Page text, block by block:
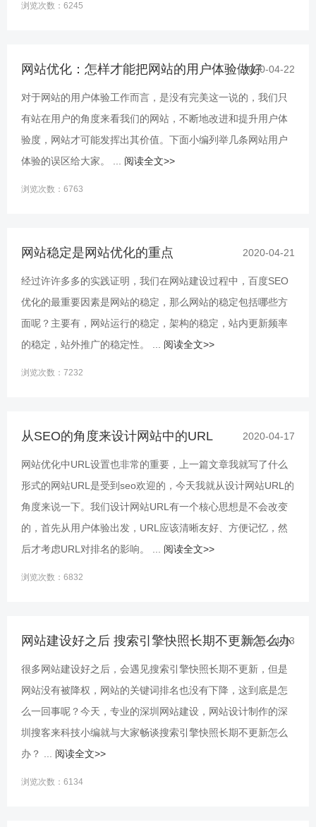
浏览次数：6245
网站优化：怎样才能把网站的用户体验做好2020-04-22
对于网站的用户体验工作而言，是没有完美这一说的，我们只
有站在用户的角度来看我们的网站，不断地改进和提升用户体
验度，网站才可能发挥出其价值。下面小编列举几条网站用户
体验的误区给大家。 ... 阅读全文>>
浏览次数：6763
网站稳定是网站优化的重点 2020-04-21
经过许许多多的实践证明，我们在网站建设过程中，百度SEO
优化的最重要因素是网站的稳定，那么网站的稳定包括哪些方
面呢？主要有，网站运行的稳定，架构的稳定，站内更新频率
的稳定，站外推广的稳定性。 ... 阅读全文>>
浏览次数：7232
从SEO的角度来设计网站中的URL 2020-04-17
网站优化中URL设置也非常的重要，上一篇文章我就写了什么
形式的网站URL是受到seo欢迎的，今天我就从设计网站URL的
角度来说一下。我们设计网站URL有一个核心思想是不会改变
的，首先从用户体验出发，URL应该清晰友好、方便记忆，然
后才考虑URL对排名的影响。 ... 阅读全文>>
浏览次数：6832
网站建设好之后 搜索引擎快照长期不更新怎么办
2020-04-13
很多网站建设好之后，会遇见搜索引擎快照长期不更新，但是
网站没有被降权，网站的关键词排名也没有下降，这到底是怎
么一回事呢？今天，专业的深圳网站建设，网站设计制作的深
圳搜客来科技小编就与大家畅谈搜索引擎快照长期不更新怎么
办？ ... 阅读全文>>
浏览次数：6134